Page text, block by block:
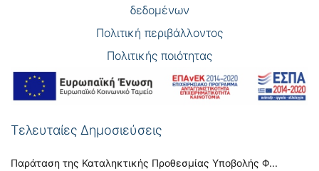
δεδομένων
Πολιτική περιβάλλοντος
Πολιτικής ποιότητας
Τελευταίες Δημοσιεύσεις
Παράταση της Καταληκτικής Προθεσμίας Υποβολής Φ...